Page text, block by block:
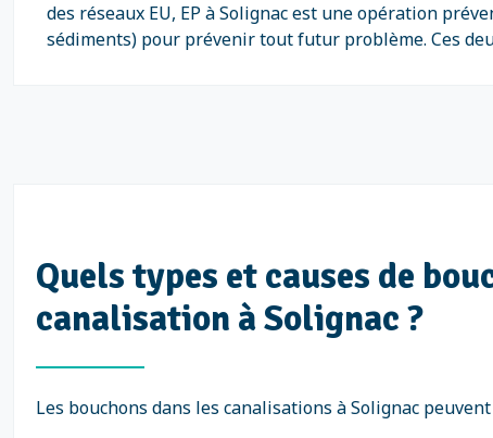
des réseaux EU, EP à Solignac est une opération
sédiments) pour prévenir tout futur problème. Ces
Quels types et causes de
canalisation à Solignac ?
Les bouchons dans les canalisations à Solignac